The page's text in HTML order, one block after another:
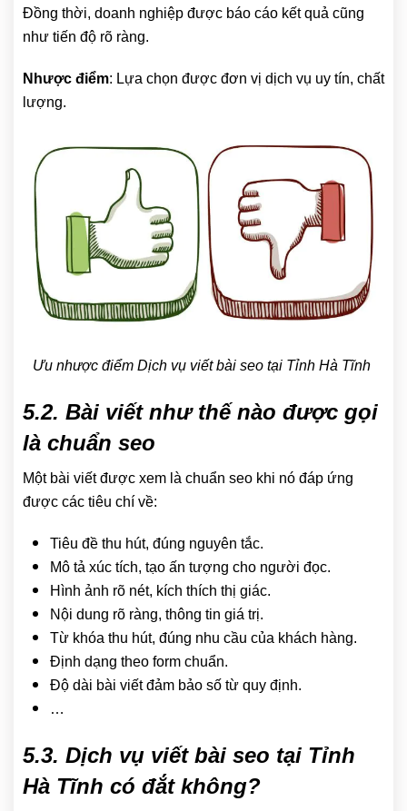
Đồng thời, doanh nghiệp được báo cáo kết quả cũng
như tiến độ rõ ràng.
Nhược điểm: Lựa chọn được đơn vị dịch vụ uy tín, chất
lượng.
Ưu nhược điểm Dịch vụ viết bài seo tại Tỉnh Hà Tĩnh
5.2. Bài viết như thế nào được gọi
là chuẩn seo
Một bài viết được xem là chuẩn seo khi nó đáp ứng
được các tiêu chí về:
Tiêu đề thu hút, đúng nguyên tắc.
Mô tả xúc tích, tạo ấn tượng cho người đọc.
Hình ảnh rõ nét, kích thích thị giác.
Nội dung rõ ràng, thông tin giá trị.
Từ khóa thu hút, đúng nhu cầu của khách hàng.
Định dạng theo form chuẩn.
Độ dài bài viết đảm bảo số từ quy định.
…
5.3. Dịch vụ viết bài seo tại Tỉnh
Hà Tĩnh có đắt không?